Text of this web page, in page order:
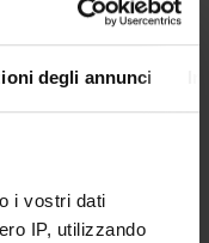
degli annunci
i vostri dati
IP, utilizzando